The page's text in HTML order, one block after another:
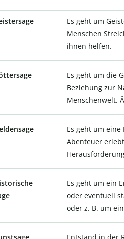
Es geht um
Menschen
ihnen helfen.
Es geht um die
Beziehung zur
Menschenwelt.
Es geht um eine
Abenteuer
Es geht um ein
oder eventuell
oder z. B. um
Entstand in der